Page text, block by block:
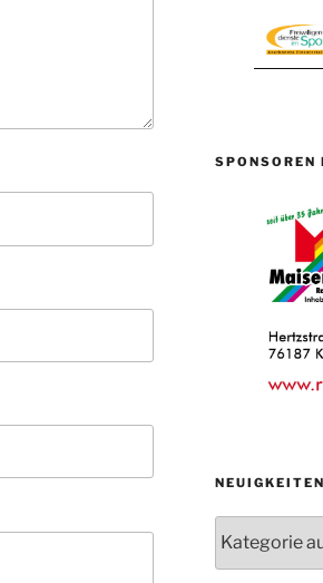
SPONSOREN
der
Abteilungen